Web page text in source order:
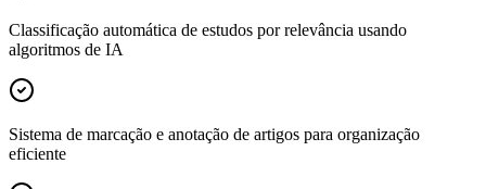
Classificação automática de estudos por relevância usando
algoritmos de IA
Sistema de marcação e anotação de artigos para organização
eficiente